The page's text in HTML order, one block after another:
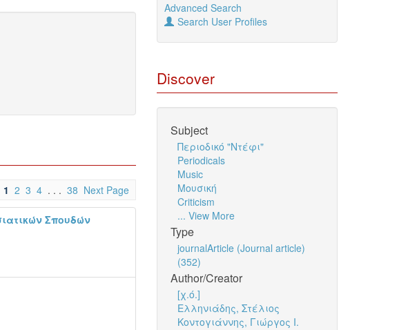
1 2 3 4 . . . 38 Next Page
Σπουδών
Advanced Search
Search User Profiles
Discover
Subject
Περιοδικό "Ντέφι"
Periodicals
Music
Μουσική
Criticism
... View More
Type
journalArticle (Journal article)
(352)
Author/Creator
[χ.ό.]
Ελληνιάδης, Στέλιος
Κοντογιάννης, Γιώργος Ι.